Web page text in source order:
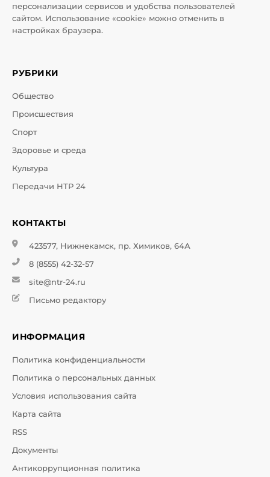
персонализации сервисов и удобства пользователей
сайтом. Использование «cookie» можно отменить в
настройках браузера.
РУБРИКИ
Общество
Происшествия
Спорт
Здоровье и среда
Культура
Передачи НТР 24
КОНТАКТЫ
423577, Нижнекамск, пр. Химиков, 64А
8 (8555) 42-32-57
site@ntr-24.ru
Письмо редактору
ИНФОРМАЦИЯ
Политика конфиденциальности
Политика о персональных данных
Условия использования сайта
Карта сайта
RSS
Документы
Антикоррупционная политика